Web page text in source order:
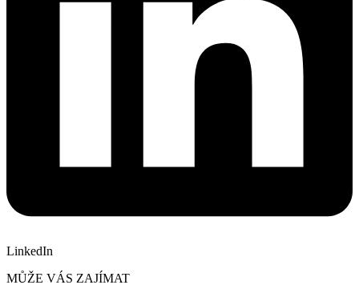
LinkedIn
MŮŽE VÁS ZAJÍMAT